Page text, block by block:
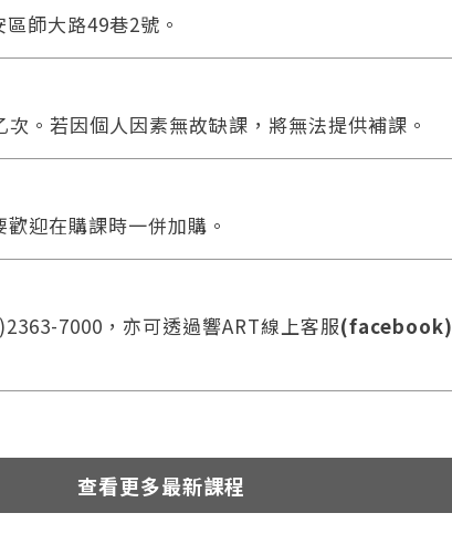
或 或
確定
取消
師大路49巷2號。
。若因個人因素無故缺課，將無法提供補課。
迎在購課時一併加購。
7000，亦可透過響ART線上客服(facebook)
查看更多最新課程